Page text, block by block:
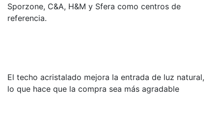
Sporzone, C&A, H&M y Sfera como centros de
referencia.
El techo acristalado mejora la entrada de luz natural,
lo que hace que la compra sea más agradable